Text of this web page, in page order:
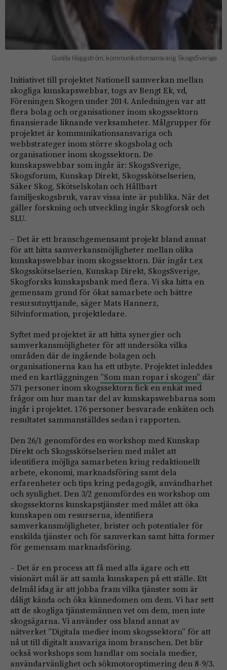
Gunilla Häggström, kommunikationsansvarig SkogsSverige
Initiativet till projektet Nationell samverkan mellan
skogliga kunskapswebbar, togs av Bengt Ek, vd,
Föreningen Skogen under 2014. Anledningen var att
flera bolag och organisationer inom skogssektorn
finansierade liknande verksamheter. Målgrupper för
projektet är kommunikationsansvariga och
webbstrateger inom större skogsbolag och
organisationer inom skogssektorn. De
kunskapswebbar som ingår är: SkogsSverige,
Skogsforum, Kunskap Direkt, Skogsskötselserien,
Säker Skog, Skötselskolan och Hållbart
familjeskogsbruk, varav vissa inte är publika. När det
gäller forskning och utveckling ingår Skogforsk och
SLU.
– Det är ett branschgemensamt projekt bland annat
för att hitta samverkansmöjligheter mellan olika
kunskapswebbar inom skogssektorn. Där ingår t.ex
Skogsskötselserien, Kunskap Direkt, SkogsSverige,
Skogforsks kunskapsbank med flera. Vi ska hitta en
gemensam grund för ökat samarbete och bättre
resursutnyttjande, säger Mats Hannerz,
Silvinformation, projektledare.
Syftet med projektet är att hitta synergier och
samverkansmöjligheter för att undersöka vilka
områden där de ingående bolagen och
organisationerna kan ha ett utbyte. Projektet inleddes
med en kartläggningen ”Som man ropar i skogen” där
571 personer inom skogssektorn fick en enkät med
frågor om hur man tar del av kunskapswebbarna som
ingår i projektet. 176 personer besvarade enkäten och
resultatet sammanställdes sedan i rapporten.
Den 26/1 genomfördes en workshop med Kunskap
Direkt och Skogsskötselserien med målet att
identifiera möjliga samarbeten kring redaktionellt
arbete, ekonomi, marknadsföring samt dela
erfarenheter och tips kring pedagogik, användbarhet
och synlighet. Den 3/2 genomfördes en workshop om
skogssektorns kunskapstjänster med målet att öka
kunskapen om resurserna, identifiera
samverkansmöjligheter, brister och potentialer för
enskilda tjänster och för samverkan samt hitta former
för gemensam marknadsföring.
– Det är en process att få med alla ägare och ett
visionärt mål är att samla kunskapen på ett ställe. Ett
delmål idag är att jobba fram vilka tjänster som är
dåligt kända och öka kännedomen om dem. Vi har sett
att de skogliga tjänstemännen vet om dem, men inte
skogsägarna. Vi använder oss bland annat av
nätverket ”Digitala medier inom skogssektorn” för att
nå ut till digitalt ansvariga inom branschen. Det blir
också workshops som handlar om sociala medier,
användarvänlighet och sökmotoroptimering den 8-9/3.